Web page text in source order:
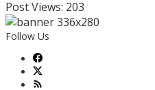
Post Views: 203
Follow Us